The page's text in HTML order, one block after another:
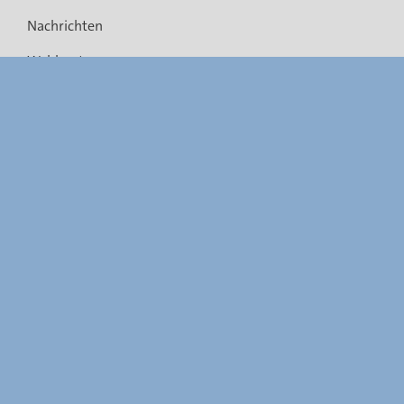
Nachrichten
Wahlsystem